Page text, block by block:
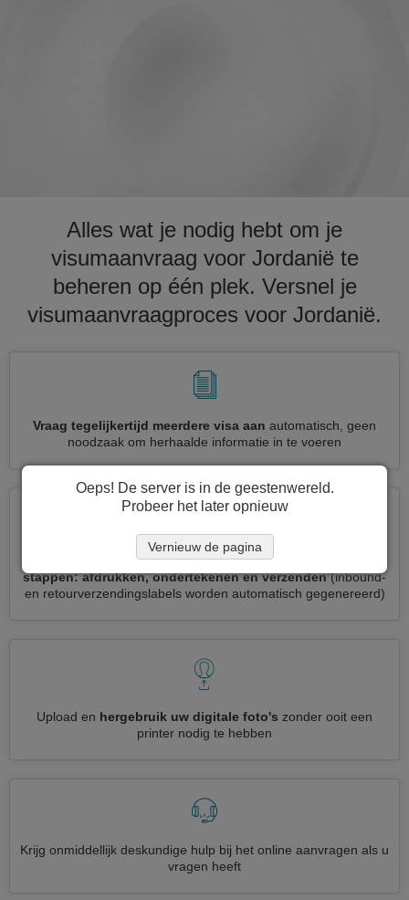
Alles wat je nodig hebt om je
visumaanvraag voor Jordanië te
beheren op één plek. Versnel je
visumaanvraagproces voor Jordanië.
Vraag tegelijkertijd meerdere visa aan automatisch, geen
noodzaak om herhaalde informatie in te voeren
Verminder uw Jordanië visumaanvraag tot
stappen: afdrukken, ondertekenen en verzenden (inbound-
en retourverzendingslabels worden automatisch gegenereerd)
Upload en hergebruik uw digitale foto's zonder ooit een
printer nodig te hebben
Krijg onmiddellijk deskundige hulp bij het online aanvragen als u
vragen heeft
Oeps! De server is in de geestenwereld.
Probeer het later opnieuw
Vernieuw de pagina